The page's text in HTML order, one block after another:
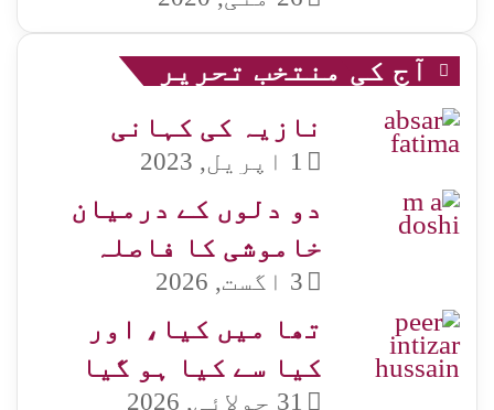
آج کی منتخب تحریر
نازیہ کی کہانی
1 اپریل, 2023
دو دلوں کے درمیان
خاموشی کا فاصلہ
3 اگست, 2026
تھا میں کیا، اور
کیا سے کیا ہو گیا
31 جولائی, 2026